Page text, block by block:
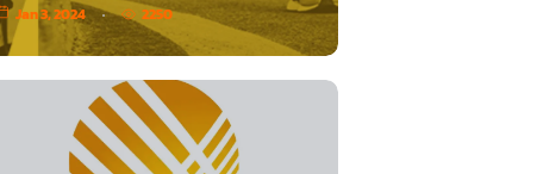
Jan 3, 2024 2250